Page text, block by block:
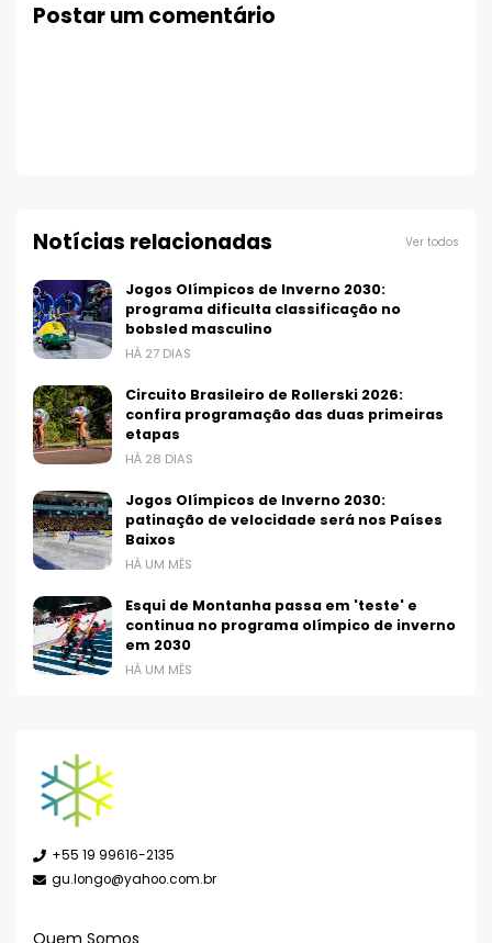
Postar um comentário
Notícias relacionadas Ver todos
Jogos Olímpicos de Inverno 2030:
programa dificulta classificação no
bobsled masculino
HÁ 27 DIAS
Circuito Brasileiro de Rollerski 2026:
confira programação das duas primeiras
etapas
HÁ 28 DIAS
Jogos Olímpicos de Inverno 2030:
patinação de velocidade será nos Países
Baixos
HÁ UM MÊS
Esqui de Montanha passa em 'teste' e
continua no programa olímpico de inverno
em 2030
HÁ UM MÊS
+55 19 99616-2135
gu.longo@yahoo.com.br